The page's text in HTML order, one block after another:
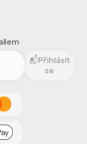
Přihlásit
se